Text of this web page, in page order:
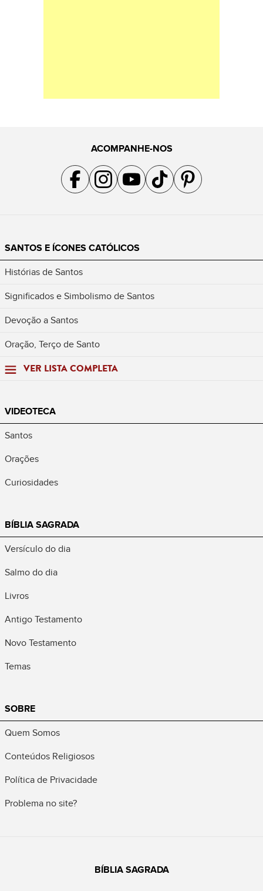
ACOMPANHE-NOS
Acompanhe a gente no Facebook
Acompanhe a gente no Instagram
Acompanhe a gente no YouTube
Acompanhe a gente no TikTok
Acompanhe a gente no
SANTOS E ÍCONES CATÓLICOS
Histórias de Santos
Significados e Simbolismo de Santos
Devoção a Santos
Oração, Terço de Santo
VER LISTA COMPLETA
VIDEOTECA
Santos
Orações
Curiosidades
BÍBLIA SAGRADA
Versículo do dia
Salmo do dia
Livros
Antigo Testamento
Novo Testamento
Temas
SOBRE
Quem Somos
Conteúdos Religiosos
Política de Privacidade
Problema no site?
BÍBLIA SAGRADA